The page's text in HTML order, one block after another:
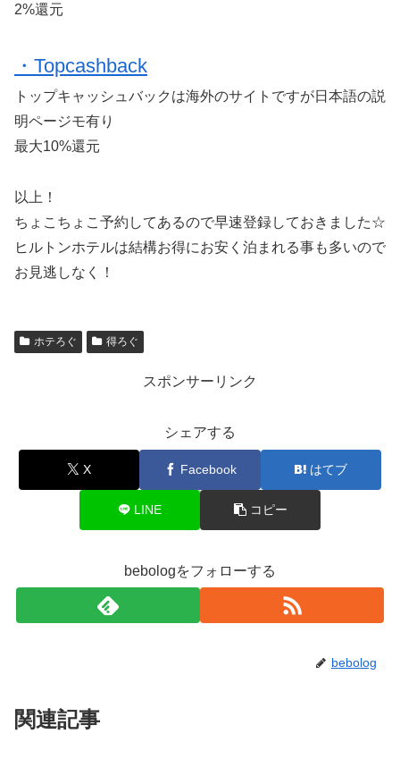
2%還元
・Topcashback
トップキャッシュバックは海外のサイトですが日本語の説
明ページモ有り
最大10%還元
以上！
ちょこちょこ予約してあるので早速登録しておきました☆
ヒルトンホテルは結構お得にお安く泊まれる事も多いので
お見逃しなく！
ホテろぐ 得ろぐ
スポンサーリンク
シェアする
X Facebook はてブ
LINE コピー
bebologをフォローする
bebolog
関連記事